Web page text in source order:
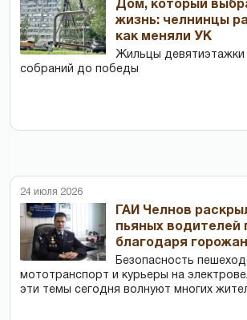
Дом, который
жизнь: челнинцы
как меняли УК
Жильцы девятиэтажки
собраний до победы
24 июля 2026
ГАИ Челнов
пьяных водителей
благодаря
Безопасность
мототранспорт и курьеры на
эти темы сегодня волнуют многих